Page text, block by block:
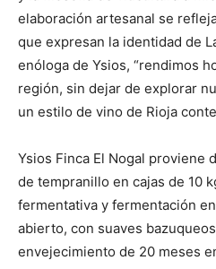
elaboración artesanal se
que expresan la identidad de
enóloga de Ysios, “rendimos
región, sin dejar de explorar
un estilo de vino de Rioja
Ysios Finca El Nogal proviene
de tempranillo en cajas de 10
fermentativa y fermentación
abierto, con suaves
envejecimiento de 20 meses